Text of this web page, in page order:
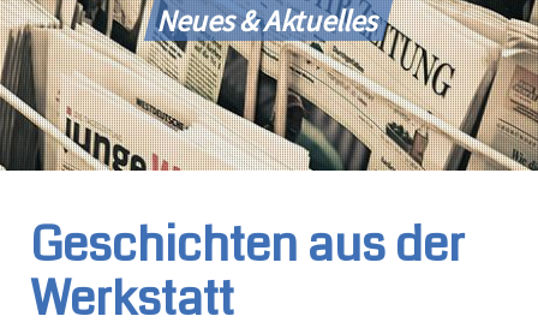
Neues & Aktuelles
Geschichten aus der
Werkstatt